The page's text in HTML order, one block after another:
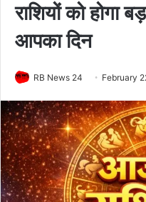
राशियों को होगा
आपका दिन
RB News 24 February